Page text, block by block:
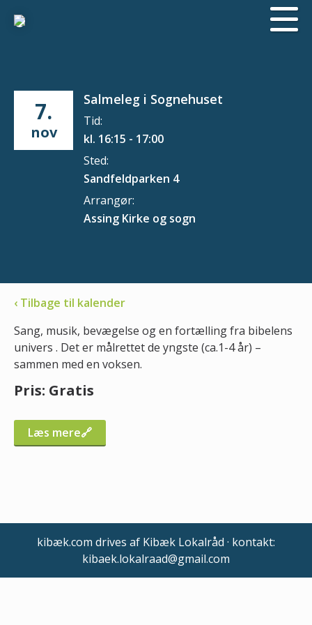
7.
nov
Salmeleg i Sognehuset
Tid:
kl. 16:15 - 17:00
Sted:
Sandfeldparken 4
Arrangør:
Assing Kirke og sogn
‹ Tilbage til kalender
Sang, musik, bevægelse og en fortælling fra bibelens
univers . Det er målrettet de yngste (ca.1-4 år) –
sammen med en voksen.
Pris: Gratis
Læs mere
kibæk.com drives af Kibæk Lokalråd · kontakt:
kibaek.lokalraad@gmail.com